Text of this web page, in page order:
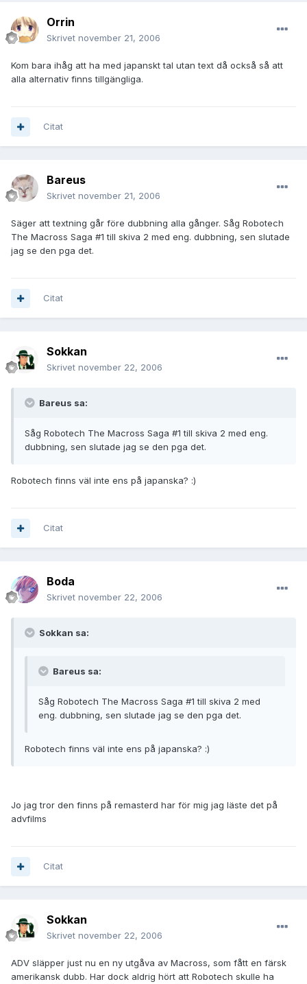
Orrin
Skrivet november 21, 2006
Kom bara ihåg att ha med japanskt tal utan text då också så att
alla alternativ finns tillgängliga.
Citat
Bareus
Skrivet november 21, 2006
Säger att textning går före dubbning alla gånger. Såg Robotech
The Macross Saga #1 till skiva 2 med eng. dubbning, sen slutade
jag se den pga det.
Citat
Sokkan
Skrivet november 22, 2006
Bareus sa:
Såg Robotech The Macross Saga #1 till skiva 2 med eng.
dubbning, sen slutade jag se den pga det.
Robotech finns väl inte ens på japanska? :)
Citat
Boda
Skrivet november 22, 2006
Sokkan sa:
Bareus sa:
Såg Robotech The Macross Saga #1 till skiva 2 med
eng. dubbning, sen slutade jag se den pga det.
Robotech finns väl inte ens på japanska? :)
Jo jag tror den finns på remasterd har för mig jag läste det på
advfilms
Citat
Sokkan
Skrivet november 22, 2006
ADV släpper just nu en ny utgåva av Macross, som fått en färsk
amerikansk dubb. Har dock aldrig hört att Robotech skulle ha